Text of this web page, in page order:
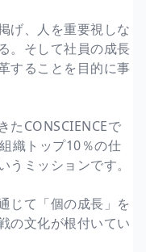
げ、人を重要視しな
。そして社員の成長
することを目的に事
たCONSCIENCEで
織トップ10％の仕
ミッションです。
じて「個の成長」を
の文化が根付いてい